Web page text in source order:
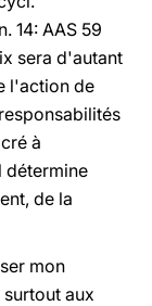
14: AAS 59
sera d'autant
l'action de
à
détermine
de la
mon
aux